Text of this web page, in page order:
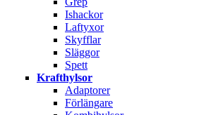
Ishackor
Laftyxor
Skyfflar
Släggor
Spett
Krafthylsor
Adaptorer
Förlängare